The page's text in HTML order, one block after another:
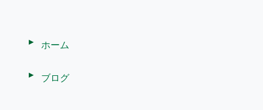
ホーム
ブログ